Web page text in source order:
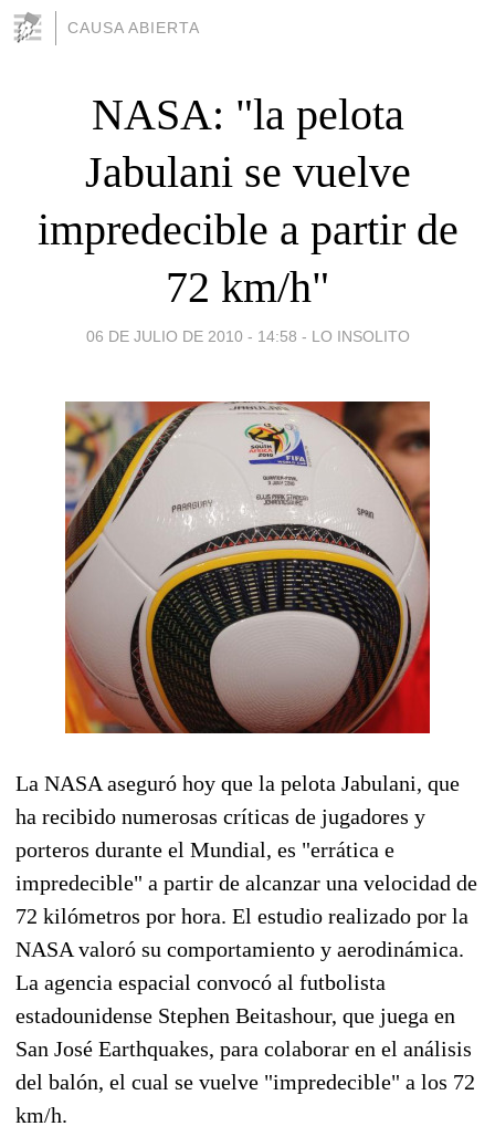
CAUSA ABIERTA
NASA: "la pelota
Jabulani se vuelve
impredecible a partir de
72 km/h"
06 DE JULIO DE 2010 - 14:58 - LO INSOLITO
La NASA aseguró hoy que la pelota Jabulani, que
ha recibido numerosas críticas de jugadores y
porteros durante el Mundial, es "errática e
impredecible" a partir de alcanzar una velocidad de
72 kilómetros por hora. El estudio realizado por la
NASA valoró su comportamiento y aerodinámica.
La agencia espacial convocó al futbolista
estadounidense Stephen Beitashour, que juega en
San José Earthquakes, para colaborar en el análisis
del balón, el cual se vuelve "impredecible" a los 72
km/h.